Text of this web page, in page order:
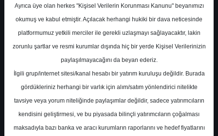
2 2
En Yüksek Tahmin
Ortalama Fiyat Tahmini
Ayrıca üye olan herkes "Kişisel Verilerin Korunması Kanunu" beyanımızı
okumuş ve kabul etmiştir. Açılacak herhangi hukiki bir dava neticesinde
platformumuz yetkili merciler ile gerekli uzlaşmayı sağlayacaktır, lakin
zorunlu şartlar ve resmi kurumlar dışında hiç bir yerde Kişisel Verilerinizin
paylaşılmayacağını da beyan ederiz.
İlgili grup/internet sitesi/kanal hesabı bir yatırım kuruluşu değildir. Burada
gördükleriniz herhangi bir varlık için alım/satım yönlendirici nitelikte
tavsiye veya yorum niteliğinde paylaşımlar değildir, sadece yatırımcıların
kendisini geliştirmesi, ve bu piyasada bilinçli yatırımcıların çoğalması
maksadıyla bazı banka ve aracı kurumların raporlarını ve hedef fiyatlarını